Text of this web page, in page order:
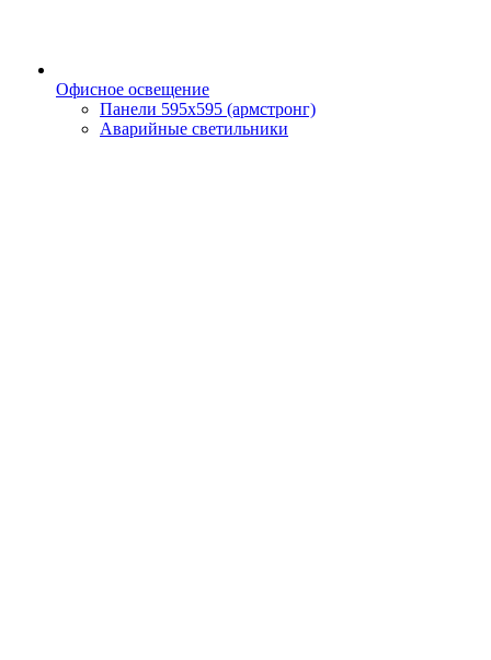
Офисное освещение
Панели 595х595 (армстронг)
Аварийные светильники